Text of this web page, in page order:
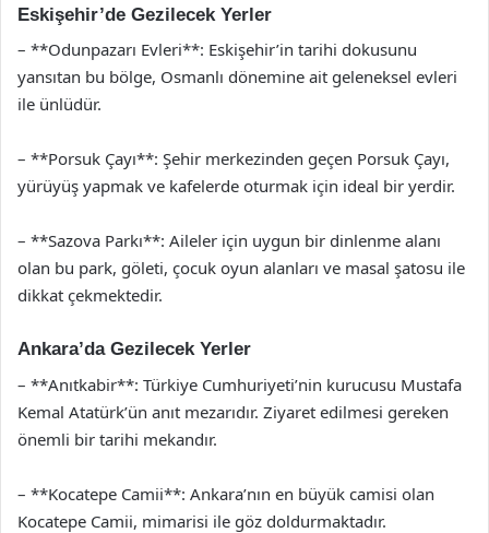
Eskişehir’de Gezilecek Yerler
– **Odunpazarı Evleri**: Eskişehir’in tarihi dokusunu
yansıtan bu bölge, Osmanlı dönemine ait geleneksel evleri
ile ünlüdür.
– **Porsuk Çayı**: Şehir merkezinden geçen Porsuk Çayı,
yürüyüş yapmak ve kafelerde oturmak için ideal bir yerdir.
– **Sazova Parkı**: Aileler için uygun bir dinlenme alanı
olan bu park, göleti, çocuk oyun alanları ve masal şatosu ile
dikkat çekmektedir.
Ankara’da Gezilecek Yerler
– **Anıtkabir**: Türkiye Cumhuriyeti’nin kurucusu Mustafa
Kemal Atatürk’ün anıt mezarıdır. Ziyaret edilmesi gereken
önemli bir tarihi mekandır.
– **Kocatepe Camii**: Ankara’nın en büyük camisi olan
Kocatepe Camii, mimarisi ile göz doldurmaktadır.